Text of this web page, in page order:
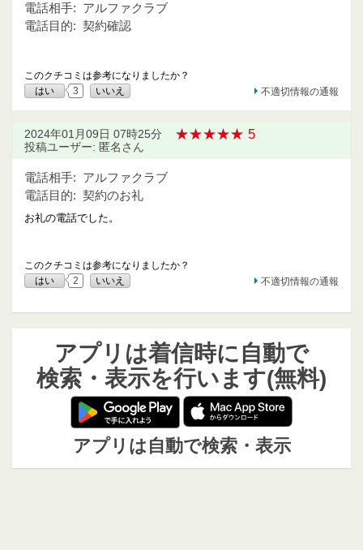
電話相手: アルファクラブ
電話目的: 契約確認
このクチコミは参考になりましたか？
はい
3 いいえ 不適切情報の通報
2024年01月09日 07時25分 ★★★★★ 5
投稿ユーザー: 匿名さん
電話相手: アルファクラブ
電話目的: 契約のお礼
お礼の電話でした。
このクチコミは参考になりましたか？
はい
2 いいえ 不適切情報の通報
アプリは着信時に自動で
検索・表示を行います(無料)
アプリは自動で検索・表示